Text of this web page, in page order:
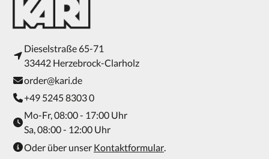
Dieselstraße 65-71
33442 Herzebrock-Clarholz
order@kari.de
+49 5245 8303 0
Mo-Fr, 08:00 - 17:00 Uhr
Sa, 08:00 - 12:00 Uhr
Oder über unser Kontaktformular